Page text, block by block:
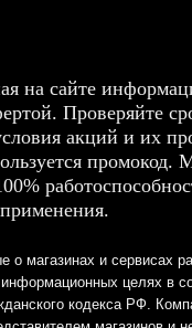
на сайте
Проверяйте
акций и их
промокод.
о магазинах и сервисах
целях в
кодекса РФ.